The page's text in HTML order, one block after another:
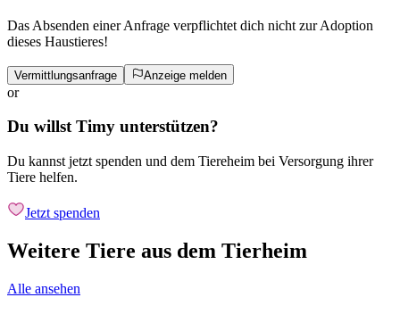
Das Absenden einer Anfrage verpflichtet dich nicht zur Adoption
dieses Haustieres!
Vermittlungsanfrage Anzeige melden
or
Du willst Timy unterstützen?
Du kannst jetzt spenden und dem Tiereheim bei Versorgung ihrer
Tiere helfen.
Jetzt spenden
Weitere Tiere aus dem Tierheim
Alle ansehen